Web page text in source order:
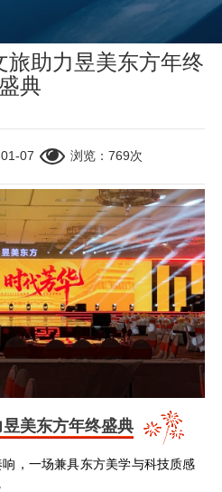
旅助力昱美东方年终
盛典
07 浏览： 769次
美东方年终盛典
一场兼具东方美学与科技质感